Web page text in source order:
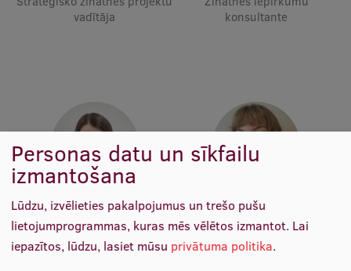
Ētikas un līdztiesības mācības
ESF kvalifikācijas celšanas kursi
Pedagoģiskās izaugsmes centrs
Kvalifikācijas atbilstības pārbaude
vadītāja
konsultante
Katrīna Liepiņa
Vecākā zinātnes datu
analītiķe
Magdalēna Kuple
Zinātnes datu analītiķe
Personas datu un sīkfailu
izmantošana
Lūdzu, izvēlieties pakalpojumus un trešo pušu
lietojumprogrammas, kuras mēs vēlētos izmantot. Lai
iepazītos, lūdzu, lasiet mūsu privātuma politika.